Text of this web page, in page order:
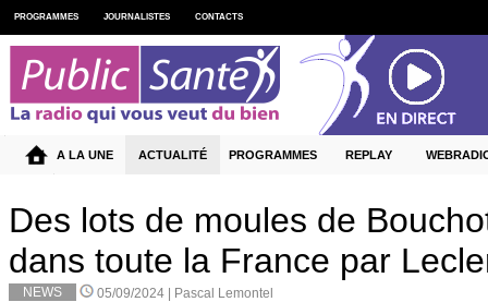
Des lots de moules de
dans toute la France par
NEWS 05/09/2024 | Pascal Lemontel
PROGRAMMES JOURNALISTES CONTACTS
A LA UNE ACTUALITÉ PROGRAMMES REPLAY